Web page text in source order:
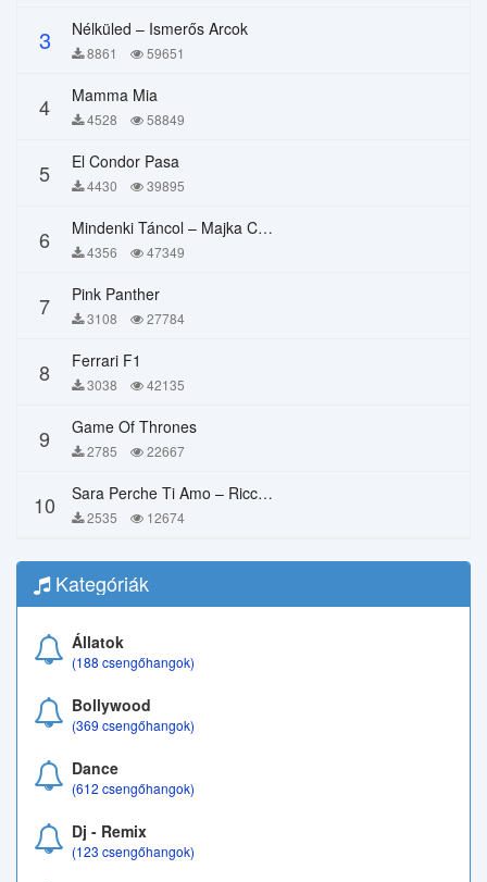
3 Nélküled – Ismerős Arcok
8861 59651
4 Mamma Mia
4528 58849
5 El Condor Pasa
4430 39895
6 Mindenki Táncol – Majka Curtis, Péter Majoros
4356 47349
7 Pink Panther
3108 27784
8 Ferrari F1
3038 42135
9 Game Of Thrones
2785 22667
10 Sara Perche Ti Amo – Ricchi E Poveri
2535 12674
Kategóriák
Állatok
(188 csengőhangok)
Bollywood
(369 csengőhangok)
Dance
(612 csengőhangok)
Dj - Remix
(123 csengőhangok)